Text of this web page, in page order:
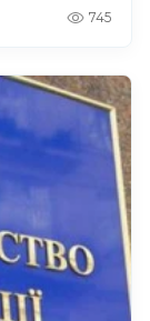
745